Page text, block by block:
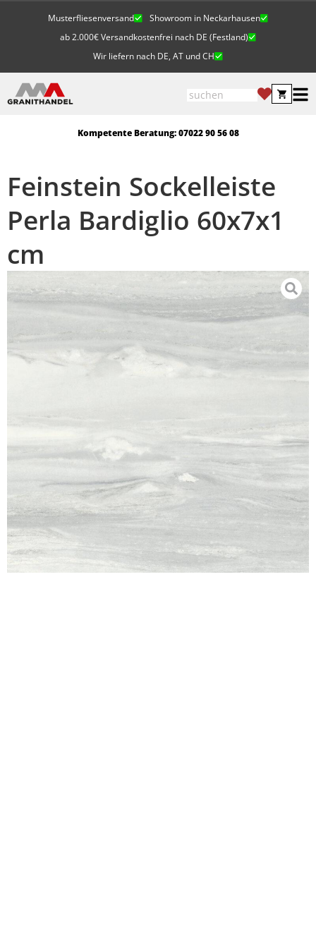
Musterfliesenversand
Showroom in Neckarhausen
ab 2.000€ Versandkostenfrei nach DE (Festland)
Wir liefern nach DE, AT und CH
Kompetente Beratung: 07022 90 56 08
Feinstein Sockelleiste
Perla Bardiglio 60x7x1
cm